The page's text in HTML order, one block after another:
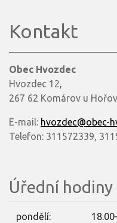
Kontakt
Obec Hvozdec
Hvozdec 12,
267 62 Komárov u
E-mail: hvozdec@obec-
Telefon: 311572339,
Úřední hodiny
pondělí: